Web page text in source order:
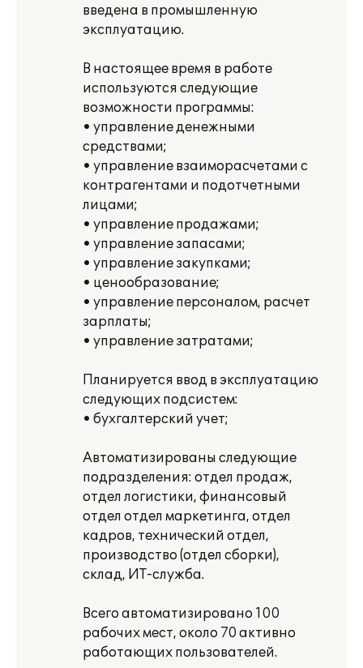
введена в промышленную
эксплуатацию.
В настоящее время в работе
используются следующие
возможности программы:
• управление денежными
средствами;
• управление взаиморасчетами с
контрагентами и подотчетными
лицами;
• управление продажами;
• управление запасами;
• управление закупками;
• ценообразование;
• управление персоналом, расчет
зарплаты;
• управление затратами;
Планируется ввод в эксплуатацию
следующих подсистем:
• бухгалтерский учет;
Автоматизированы следующие
подразделения: отдел продаж,
отдел логистики, финансовый
отдел отдел маркетинга, отдел
кадров, технический отдел,
производство (отдел сборки),
склад, ИТ-служба.
Всего автоматизировано 100
рабочих мест, около 70 активно
работающих пользователей.